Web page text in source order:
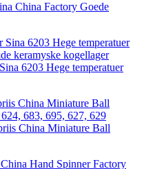
China Factory Goede
6203 Hege temperatuer
China Miniature Ball